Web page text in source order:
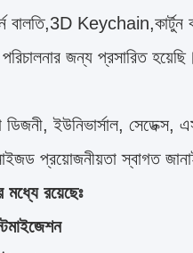
বালতি,3D Keychain,কার্টুন
পরিচালনার জন্য প্রসারিত
ডিজনী, ইউনিভার্সাল,
প্রয়োজনীয়তা স্বাগত
মধ্যে রয়েছেঃ